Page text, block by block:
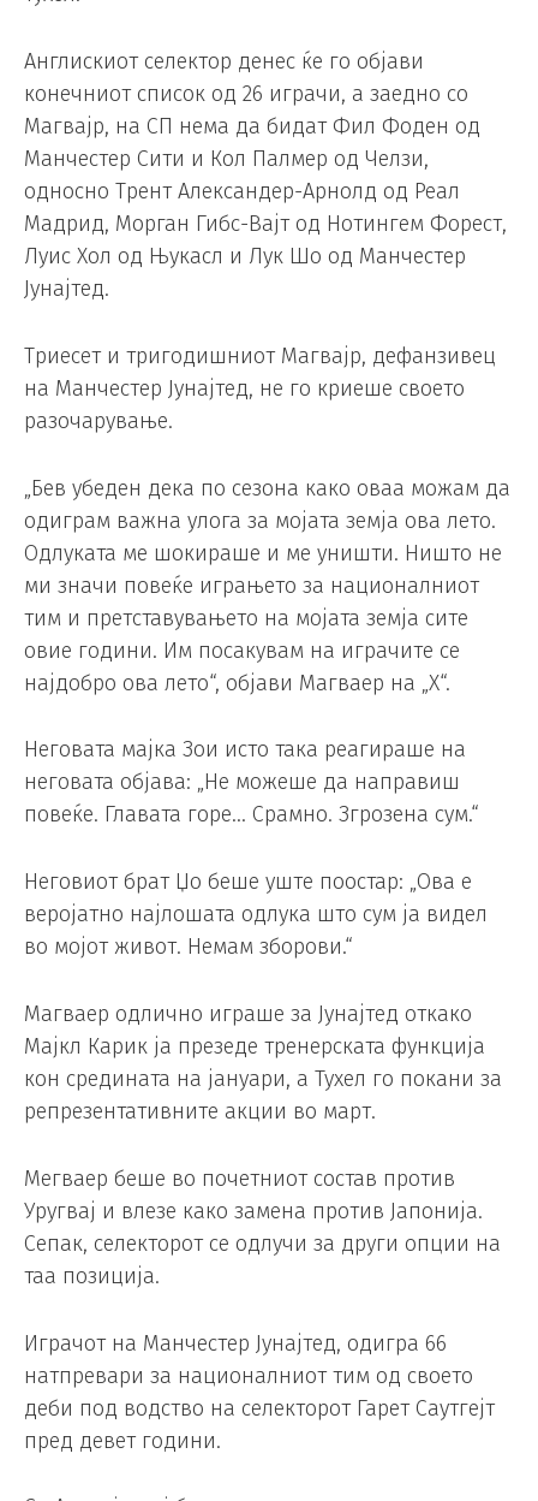
Англискиот селектор денес ќе го објави
конечниот список од 26 играчи, а заедно со
Магвајр, на СП нема да бидат Фил Фоден од
Манчестер Сити и Кол Палмер од Челзи,
односно Трент Александер-Арнолд од Реал
Мадрид, Морган Гибс-Вајт од Нотингем Форест,
Луис Хол од Њукасл и Лук Шо од Манчестер
Јунајтед.
Триесет и тригодишниот Магвајр, дефанзивец
на Манчестер Јунајтед, не го криеше своето
разочарување.
„Бев убеден дека по сезона како оваа можам да
одиграм важна улога за мојата земја ова лето.
Одлуката ме шокираше и ме уништи. Ништо не
ми значи повеќе играњето за националниот
тим и претставувањето на мојата земја сите
овие години. Им посакувам на играчите се
најдобро ова лето“, објави Магваер на „X“.
Неговата мајка Зои исто така реагираше на
неговата објава: „Не можеше да направиш
повеќе. Главата горе… Срамно. Згрозена сум.“
Неговиот брат Џо беше уште поостар: „Ова е
веројатно најлошата одлука што сум ја видел
во мојот живот. Немам зборови.“
Магваер одлично играше за Јунајтед откако
Мајкл Карик ја презеде тренерската функција
кон средината на јануари, а Тухел го покани за
репрезентативните акции во март.
Мегваер беше во почетниот состав против
Уругвај и влезе како замена против Јапонија.
Сепак, селекторот се одлучи за други опции на
таа позиција.
Играчот на Манчестер Јунајтед, одигра 66
натпревари за националниот тим од своето
деби под водство на селекторот Гарет Саутгејт
пред девет години.